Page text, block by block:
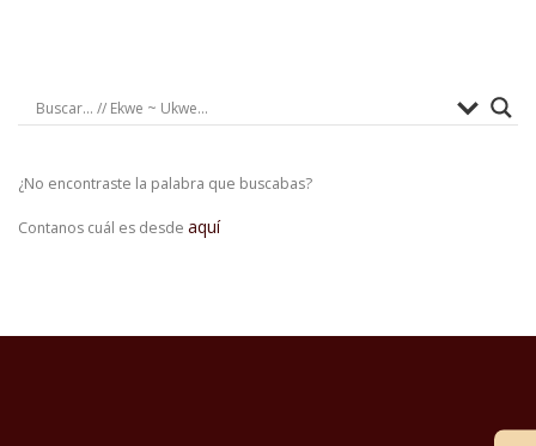
¿No encontraste la palabra que buscabas?
Contanos cuál es desde aquí